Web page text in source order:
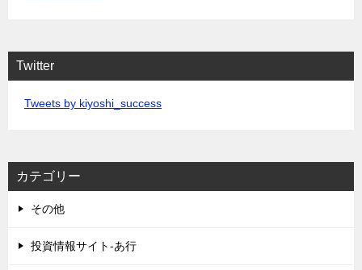
Twitter
Tweets by kiyoshi_success
カテゴリー
その他
投資情報サイト-あ行